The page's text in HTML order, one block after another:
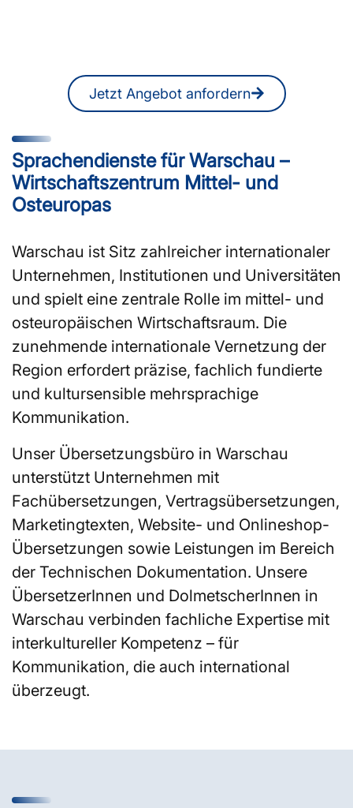
Jetzt Angebot anfordern
Sprachendienste für Warschau –
Wirtschaftszentrum Mittel- und
Osteuropas
Warschau ist Sitz zahlreicher internationaler
Unternehmen, Institutionen und Universitäten
und spielt eine zentrale Rolle im mittel- und
osteuropäischen Wirtschaftsraum. Die
zunehmende internationale Vernetzung der
Region erfordert präzise, fachlich fundierte
und kultursensible mehrsprachige
Kommunikation.
Unser Übersetzungsbüro in Warschau
unterstützt Unternehmen mit
Fachübersetzungen, Vertragsübersetzungen,
Marketingtexten, Website- und Onlineshop-
Übersetzungen sowie Leistungen im Bereich
der Technischen Dokumentation. Unsere
ÜbersetzerInnen und DolmetscherInnen in
Warschau verbinden fachliche Expertise mit
interkultureller Kompetenz – für
Kommunikation, die auch international
überzeugt.